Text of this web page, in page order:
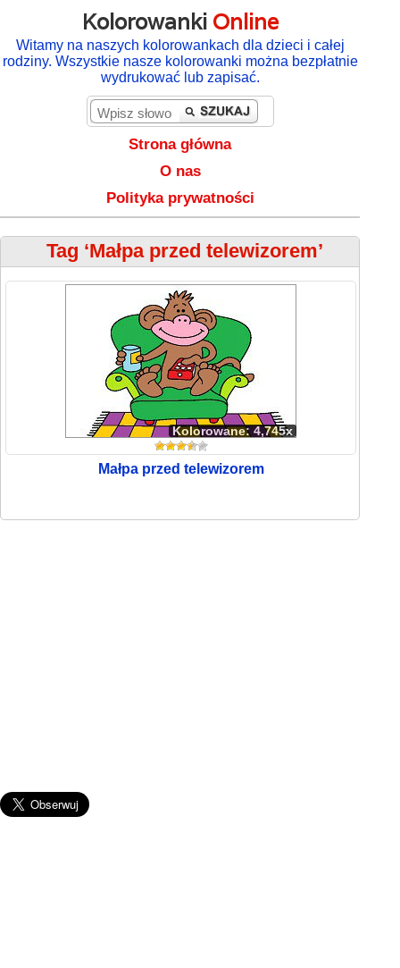
Kolorowanki Online
Witamy na naszych kolorowankach dla dzieci i całej
rodziny. Wszystkie nasze kolorowanki można bezpłatnie
wydrukować lub zapisać.
Strona główna
O nas
Polityka prywatności
Tag ‘Małpa przed telewizorem’
Kolorowane: 4,745x
Małpa przed telewizorem